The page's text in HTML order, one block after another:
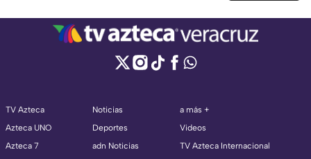
TV Azteca
Azteca UNO
Azteca 7
Noticias
Deportes
adn Noticias
a más +
Videos
TV Azteca Internacional